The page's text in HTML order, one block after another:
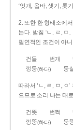
‘엇개, 옵바, 샛기, 톳
2. 또한 한 형태소에
는다. 받침 ‘ㄴ, ㄹ, ㅁ
필연적인 조건이 아
건들 번개
껑둥(하다) 뭉실
따라서 ‘ㄴ, ㄹ, ㅁ, ㅇ
으므로 소리 나는 대
건뜻 번쩍
껑뚱(하다) 뭉